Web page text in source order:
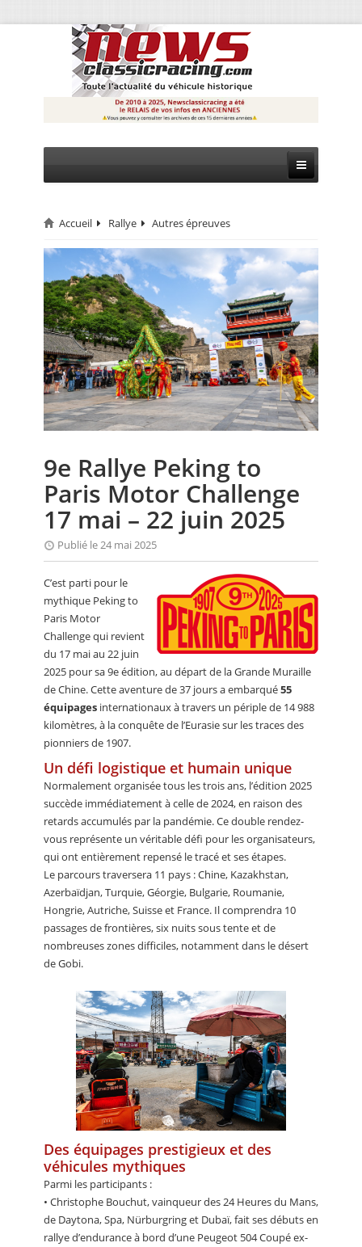
CIRCUIT
RALLYE
MONTAGNE
EVÈNEMENTS
CALENDRIER
FOCUS
ANNUAIRES
PETITES ANNONCES
Accueil Rallye Autres épreuves
9e Rallye Peking to
Paris Motor Challenge
17 mai – 22 juin 2025
Publié le 24 mai 2025
C’est parti pour le
mythique Peking to
Paris Motor
Challenge qui revient
du 17 mai au 22 juin
2025 pour sa 9e édition, au départ de la Grande Muraille
de Chine. Cette aventure de 37 jours a embarqué55
équipages internationaux à travers un périple de 14 988
kilomètres, à la conquête de l’Eurasie sur les traces des
pionniers de 1907.
Un défi logistique et humain unique
Normalement organisée tous les trois ans, l’édition 2025
succède immédiatement à celle de 2024, en raison des
retards accumulés par la pandémie. Ce double rendez-
vous représente un véritable défi pour les organisateurs,
qui ont entièrement repensé le tracé et ses étapes.
Le parcours traversera 11 pays : Chine, Kazakhstan,
Azerbaïdjan, Turquie, Géorgie, Bulgarie, Roumanie,
Hongrie, Autriche, Suisse et France. Il comprendra 10
passages de frontières, six nuits sous tente et de
nombreuses zones difficiles, notamment dans le désert
de Gobi.
Des équipages prestigieux et des
véhicules mythiques
Parmi les participants :
• Christophe Bouchut, vainqueur des 24 Heures du Mans,
de Daytona, Spa, Nürburgring et Dubaï, fait ses débuts en
rallye d’endurance à bord d’une Peugeot 504 Coupé ex-